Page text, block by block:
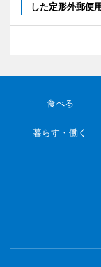
した定形外郵便
食べる
暮らす・働く